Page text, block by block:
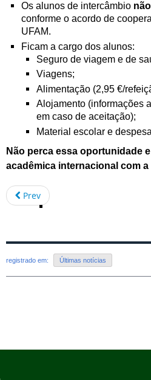
Os alunos de intercâmbio
conforme o acordo de
UFAM.
Ficam a cargo dos alunos:
Seguro de viagem e de
Viagens;
Alimentação (2,95 €/
Alojamento (informações
em caso de aceitação);
Material escolar e
Não perca essa oportunidade
acadêmica internacional com a
Prev
registrado em: Últimas notícias